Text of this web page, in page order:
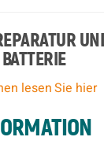
lesen Sie hier